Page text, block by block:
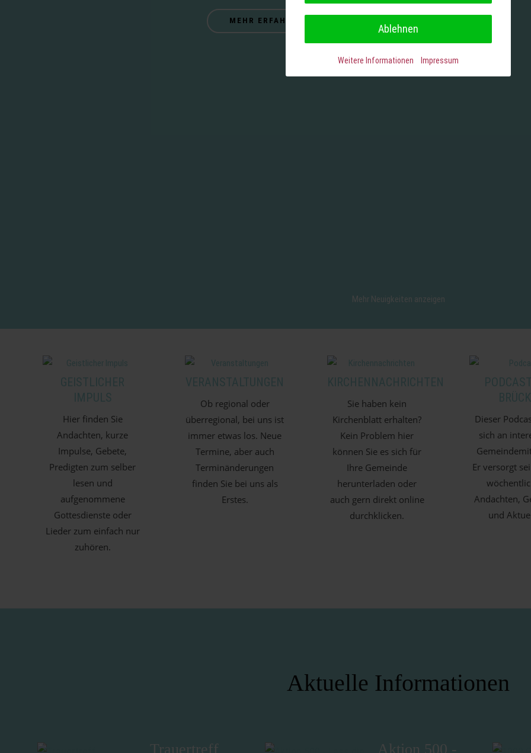
MEHR ERFAHREN
Mehr Neuigkeiten anzeigen
GEISTLICHER
IMPULS
Hier finden Sie
Andachten, kurze
Impulse, Gebete,
Predigten zum selber
lesen und
aufgenommene
Gottesdienste oder
Lieder zum einfach nur
zuhören.
VERANSTALTUNGEN
Ob regional oder
überregional, bei uns ist
immer etwas los. Neue
Termine, aber auch
Terminänderungen
finden Sie bei uns als
Erstes.
KIRCHENNACHRICHTEN
Sie haben kein
Kirchenblatt erhalten?
Kein Problem hier
können Sie es sich für
Ihre Gemeinde
herunterladen oder
auch gern direkt online
durchklicken.
Dieser
sich an
Er versorgt
Andachten,
und
Aktuelle Informationen
Trauertreff Aktion 500 -
Ablehnen
Weitere Informationen Impressum